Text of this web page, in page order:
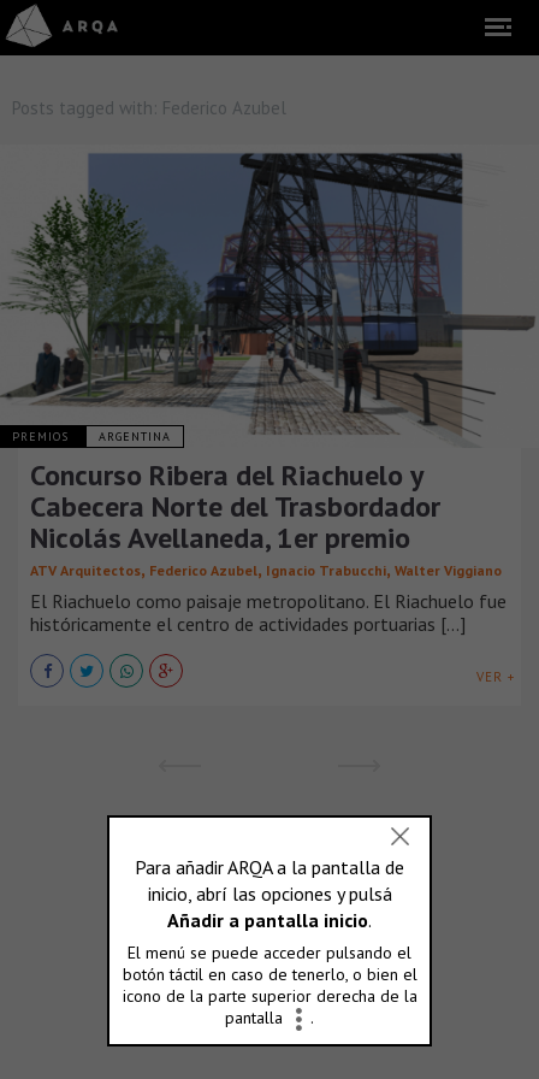
Posts tagged with: Federico Azubel
PREMIOS ARGENTINA
Concurso Ribera del Riachuelo y
Cabecera Norte del Trasbordador
Nicolás Avellaneda, 1er premio
ATV Arquitectos, Federico Azubel, Ignacio Trabucchi, Walter Viggiano
El Riachuelo como paisaje metropolitano. El Riachuelo fue
históricamente el centro de actividades portuarias [...]
VER +